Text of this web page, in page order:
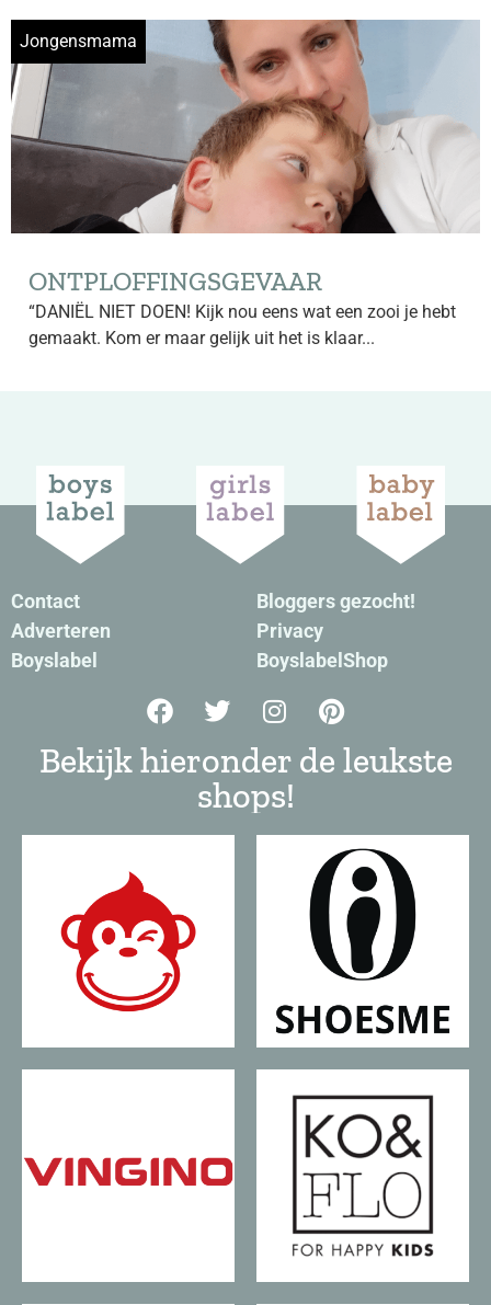
Jongensmama
ONTPLOFFINGSGEVAAR
“DANIËL NIET DOEN! Kijk nou eens wat een zooi je hebt
gemaakt. Kom er maar gelijk uit het is klaar...
Contact
Adverteren
Boyslabel
Bloggers gezocht!
Privacy
BoyslabelShop
Bekijk hieronder de leukste
shops!